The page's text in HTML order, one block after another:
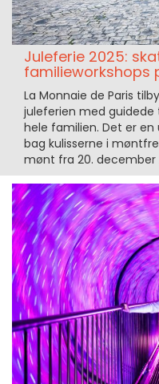
Juleferie 2025:
familieworkshops
La Monnaie de Paris
juleferien med guidede
hele familien. Det er
bag kulisserne i
mønt fra 20. december